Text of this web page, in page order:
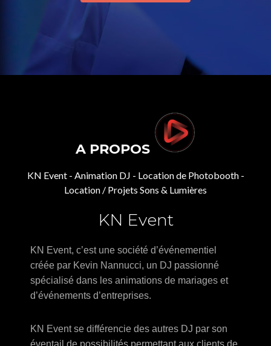
A PROPOS
KN Event - Animation DJ - Location de Photobooth -
Location / Projets Sons & Lumières
KN Event
KN Event, c’est une société d’événementiel
créée par Kevin Nannucci, un DJ passionné
spécialisé dans les animations de mariages et
d’événements d’entreprises.
KN Event se différencie des autres DJ par son
éventail de possibilités permettant aux clients de